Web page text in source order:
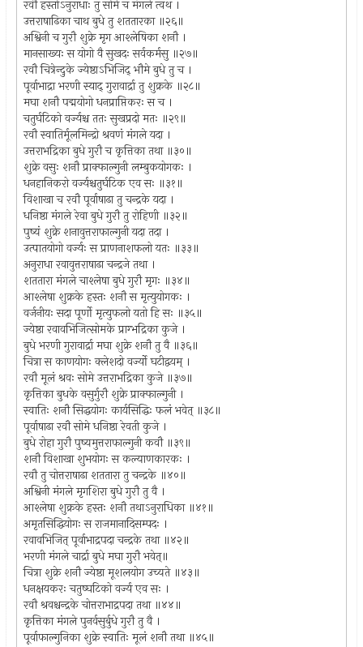
रवौ हस्तोऽनुराधाः तु सोमे च मंगले त्वथ ।
उत्तराषाढिका चाथ बुधे तु शततारका ॥२६॥
अश्विनी च गुरौ शुक्रे मृग आश्लेषिका शनौ ।
मानसाख्यः स योगो वै सुखदः सर्वकर्मसु ॥२७॥
रवौ चित्रेन्दुके ज्येष्ठाऽभिजिद् भौमे बुधे तु च ।
पूर्वाभाद्रा भरणी स्याद् गुरावार्द्रा तु शुक्रके ॥२८॥
मघा शनौ पद्मयोगो धनप्राप्तिकरः स च ।
चतुर्घटिको वर्ज्यश्च ततः सुखप्रदो मतः ॥२९॥
रवौ स्वातिर्मूलमिन्द्रो श्रवणं मंगले यदा ।
उत्तराभद्रिका बुधे गुरौ च कृत्तिका तथा ॥३०॥
शुक्रे वसुः शनौ प्राक्फाल्गुनी लम्बुकयोगकः ।
धनहानिकरो वर्ज्यश्चतुर्घटिक एव सः ॥३१॥
विशाखा च रवौ पूर्वाषाढा तु चन्द्रके यदा ।
धनिष्ठा मंगले रेवा बुधे गुरौ तु रोहिणी ॥३२॥
पुष्यं शुक्रे शनावुत्तराफाल्गुनी यदा तदा ।
उत्पातयोगो वर्ज्यः स प्राणनाशफलो यतः ॥३३॥
अनुराधा रवावुत्तराषाढा चन्द्रजे तथा ।
शततारा मंगले चाश्लेषा बुधे गुरौ मृगः ॥३४॥
आश्लेषा शुक्रके हस्तः शनौ स मृत्युयोगकः ।
वर्जनीयः सदा पूर्णो मृत्युफलो यतो हि सः ॥३५॥
ज्येष्ठा रवावभिजित्सोमके प्राग्भद्रिका कुजे ।
बुधे भरणी गुरावार्द्रा मघा शुक्रे शनौ तु वै ॥३६॥
चित्रा स काणयोगः क्लेशदो वर्ज्यो घटीद्वयम् ।
रवौ मूलं श्रवः सोमे उत्तराभद्रिका कुजे ॥३७॥
कृत्तिका बुधके वसुर्गुरौ शुक्रे प्राक्फाल्गुनी ।
स्वातिः शनौ सिद्धयोगः कार्यसिद्धिः फलं भवेत् ॥३८॥
पूर्वाषाढा रवौ सोमे धनिष्ठा रेवती कुजे ।
बुधे रोहा गुरौ पुष्यमुत्तराफाल्गुनी कवौ ॥३९॥
शनौ विशाखा शुभयोगः स कल्याणकारकः ।
रवौ तु चोत्तराषाढा शततारा तु चन्द्रके ॥४०॥
अश्विनी मंगले मृगशिरा बुधे गुरौ तु वै ।
आश्लेषा शुक्रके हस्तः शनौ तथाऽनुराधिका ॥४१॥
अमृतसिद्धियोगः स राजमानादिसम्पदः ।
रवावभिजित् पूर्वाभाद्रपदा चन्द्रके तथा ॥४२॥
भरणी मंगले चार्द्रा बुधे मघा गुरौ भवेत्॥
चित्रा शुक्रे शनौ ज्येष्ठा मूशलयोग उच्यते ॥४३॥
धनक्षयकरः चतुष्घटिको वर्ज्य एव सः ।
रवौ श्रवश्चन्द्रके चोत्तराभाद्रपदा तथा ॥४४॥
कृत्तिका मंगले पुनर्वसुर्बुधे गुरौ तु वै ।
पूर्वाफाल्गुनिका शुक्रे स्वातिः मूलं शनौ तथा ॥४५॥